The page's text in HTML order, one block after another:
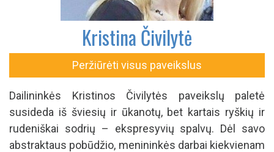
Kristina Čivilytė
Peržiūrėti visus paveikslus
Dailininkės Kristinos Čivilytės paveikslų paletė
susideda iš šviesių ir ūkanotų, bet kartais ryškių ir
rudeniškai sodrių – ekspresyvių spalvų. Dėl savo
abstraktaus pobūdžio, menininkės darbai kiekvienam